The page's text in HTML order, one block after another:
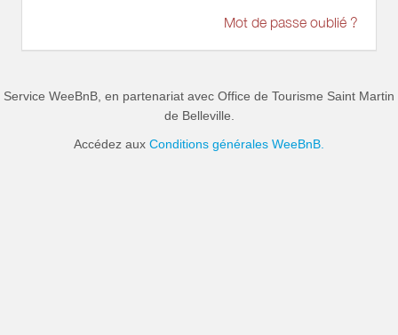
Mot de passe oublié ?
Service WeeBnB, en partenariat avec Office de Tourisme Saint Martin
de Belleville
Accédez aux Conditions générales WeeBnB.